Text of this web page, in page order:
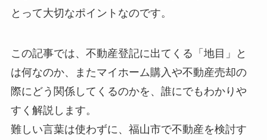
とって大切なポイントなのです。
この記事では、不動産登記に出てくる「地目」と
は何なのか、またマイホーム購入や不動産売却の
際にどう関係してくるのかを、誰にでもわかりや
すく解説します。
難しい言葉は使わずに、福山市で不動産を検討す